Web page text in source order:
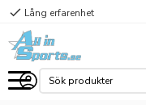
Meny
check Lång erfarenhet